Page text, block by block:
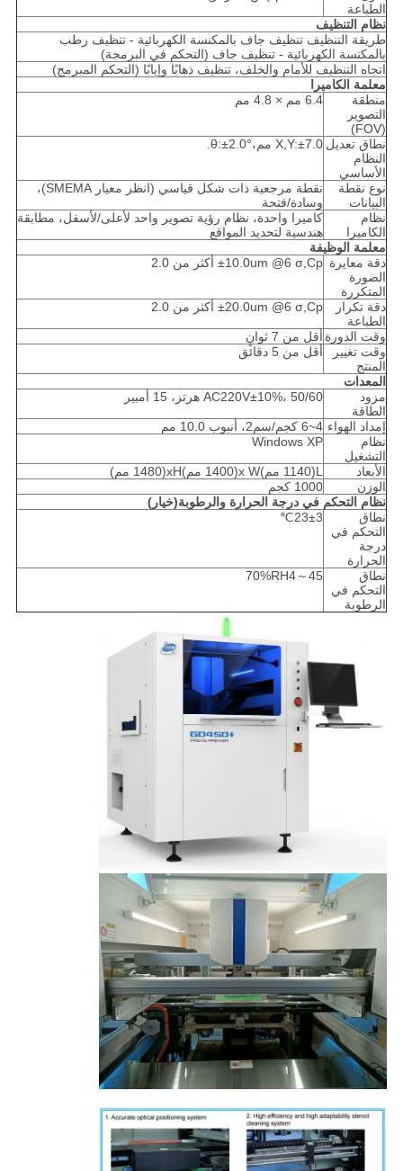
الطباعة
نظام التنظيف
طريقة التنظيف تنظيف جاف بالمكنسة الكهربائية - تنظيف رطب
بالمكنسة الكهربائية - تنظيف جاف (التحكم في البرمجة)
اتجاه التنظيف للأمام والخلف، تنظيف ذهابًا وإيابًا (التحكم المبرمج)
معلمة الكاميرا
منطقة
التصوير
(FOV)
6.4 مم × 4.8 مم
نطاق تعديل
النظام
الأساسي
X,Y:±7.0 مم،θ:±2.0°.
نوع نقطة
البيانات
نقطة مرجعية ذات شكل قياسي (انظر معيار SMEMA)،
وسادة/فتحة
نظام
الكاميرا
كاميرا واحدة، نظام رؤية تصوير واحد لأعلى/لأسفل، مطابقة
هندسية لتحديد المواقع
معلمة الوظيفة
دقة معايرة
الصورة
المتكررة
±10.0um @6 σ,Cp أكثر من 2.0
دقة تكرار
الطباعة
±20.0um @6 σ,Cp أكثر من 2.0
وقت الدورة أقل من 7 ثوانٍ
وقت تغيير
المنتج
أقل من 5 دقائق
المعدات
مزود
الطاقة
AC220V±10%، 50/60 هرتز، 15 أمبير
إمداد الهواء 4~6 كجم/سم2، أنبوب 10.0 مم
نظام
التشغيل
Windows XP
الأبعاد
L(1140 مم)x W(1400 مم)xH(1480 مم)
الوزن
1000 كجم
نظام التحكم في درجة الحرارة والرطوبة(خيار )
نطاق
التحكم في
درجة
الحرارة
23±3℃
نطاق
التحكم في
الرطوبة
45～70%RH4